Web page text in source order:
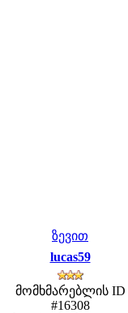
ზევით
lucas59
მომხმარებლის ID
#16308